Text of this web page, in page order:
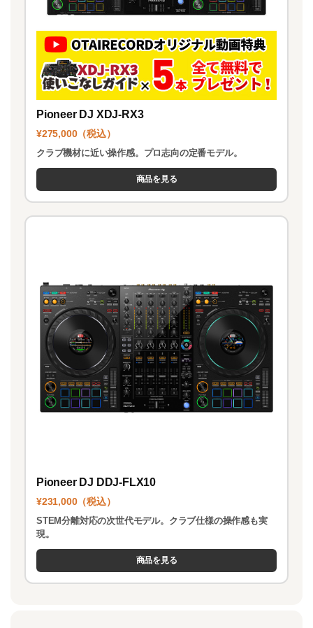
Pioneer DJ XDJ-RX3
¥275,000（税込）
クラブ機材に近い操作感。プロ志向の定番モデル。
商品を見る
Pioneer DJ DDJ-FLX10
¥231,000（税込）
STEM分離対応の次世代モデル。クラブ仕様の操作感も実
現。
商品を見る